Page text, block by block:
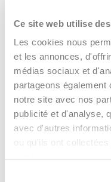
Ce site web utilise des
Les cookies nous
et les annonces,
médias sociaux et
partageons
notre site avec nos
publicité et d'analyse,
avec d'autres
ou qu'ils ont
rembourrage dorsal
des journées les plus
Idéal pour
matchs
utilisation pratique en